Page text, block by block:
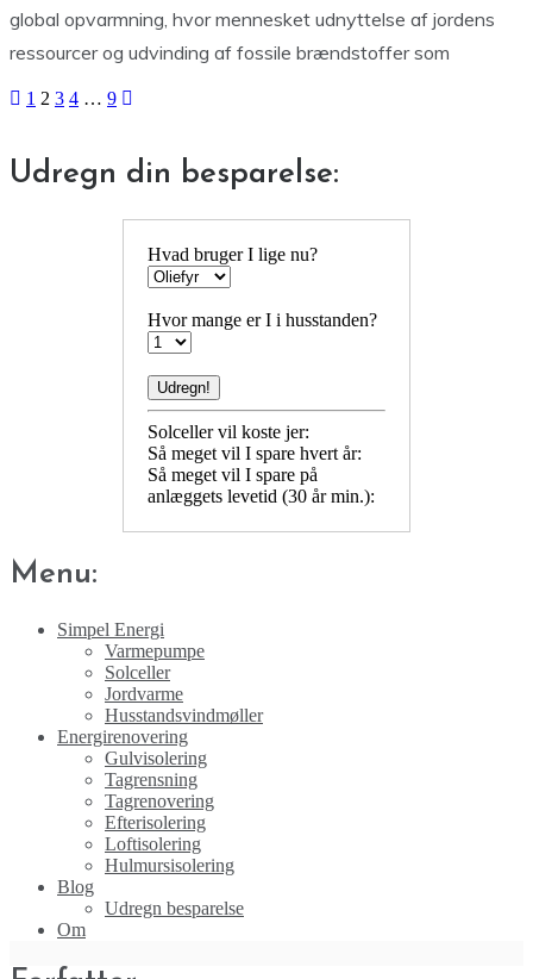
global opvarmning, hvor mennesket udnyttelse af jordens
ressourcer og udvinding af fossile brændstoffer som
1 2 3 4 … 9
Udregn din besparelse:
Hvad bruger I lige nu?
Hvor mange er I i husstanden?
Solceller vil koste jer:
Så meget vil I spare hvert år:
Så meget vil I spare på
anlæggets levetid (30 år min.):
Menu:
Simpel Energi
Varmepumpe
Solceller
Jordvarme
Husstandsvindmøller
Energirenovering
Gulvisolering
Tagrensning
Tagrenovering
Efterisolering
Loftisolering
Hulmursisolering
Blog
Udregn besparelse
Om